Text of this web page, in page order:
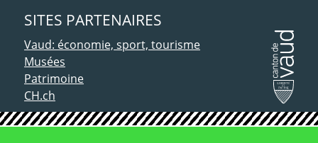
SITES PARTENAIRES
Vaud: économie, sport, tourisme
Musées
Patrimoine
CH.ch